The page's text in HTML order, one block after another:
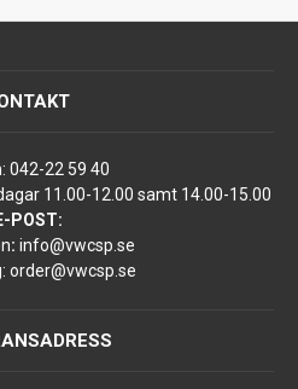
042-22 59 40
11.00-12.00 samt 14.00-15.00
POST:
: info@vwcsp.se
order@vwcsp.se